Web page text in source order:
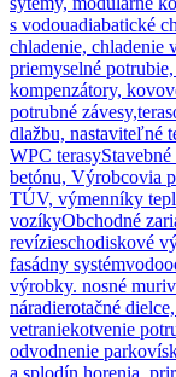
s vodouadiabatické
chladenie, chladenie
priemyselné
kompenzátory,
potrubné závesy,
dlažbu, nastaviteľné
WPC terasy
betónu, Výrobcovia
TÚV, výmenníky
vozíkyObchodné
revízieschodiskové
fasádny systém
výrobky. nosné
náradierotačné
vetraniekotvenie
odvodnenie
a splodín horenia,